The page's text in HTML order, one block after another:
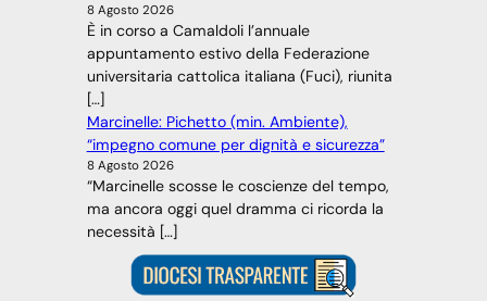
8 Agosto 2026
È in corso a Camaldoli l’annuale
appuntamento estivo della Federazione
universitaria cattolica italiana (Fuci), riunita
[…]
Marcinelle: Pichetto (min. Ambiente),
“impegno comune per dignità e sicurezza”
8 Agosto 2026
“Marcinelle scosse le coscienze del tempo,
ma ancora oggi quel dramma ci ricorda la
necessità […]